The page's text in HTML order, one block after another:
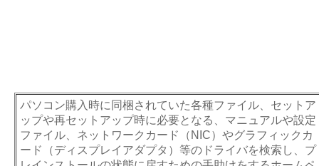
パソコン購入時に同梱されていた各種ファイル、セットア
ップや再セットアップ時に必要となる、マニュアルや設定
ファイル、ネットワークカード（NIC）やグラフィックカ
ード（ディスプレイアダプタ）等のドライバを検索し、プ